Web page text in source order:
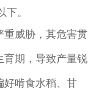
。
重威胁，其危害贯
育期，导致产量锐
好啃食水稻、甘